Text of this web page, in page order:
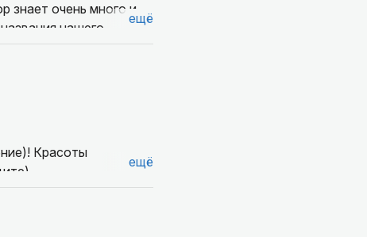
знает очень много и
нашего
ещё
Красоты
, много знает
ещё